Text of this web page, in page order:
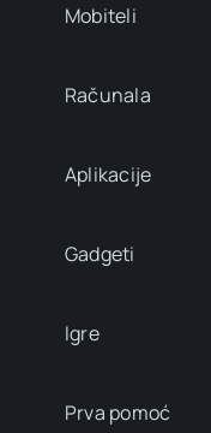
Mobiteli
Računala
Aplikacije
Gadgeti
Igre
Prva pomoć